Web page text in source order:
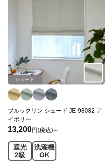
シェード
ブルックリン シェード JE-98082 ア
イボリー
13,200円(税込)～
遮光
2級
洗濯機
OK